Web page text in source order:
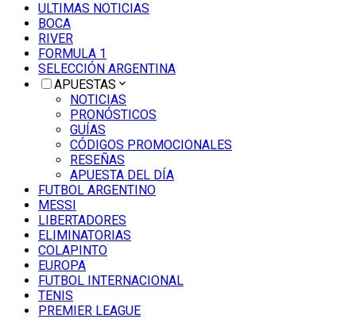
ULTIMAS NOTICIAS
BOCA
RIVER
FORMULA 1
SELECCIÓN ARGENTINA
APUESTAS
NOTICIAS
PRONÓSTICOS
GUÍAS
CÓDIGOS PROMOCIONALES
RESEÑAS
APUESTA DEL DÍA
FUTBOL ARGENTINO
MESSI
LIBERTADORES
ELIMINATORIAS
COLAPINTO
EUROPA
FUTBOL INTERNACIONAL
TENIS
PREMIER LEAGUE